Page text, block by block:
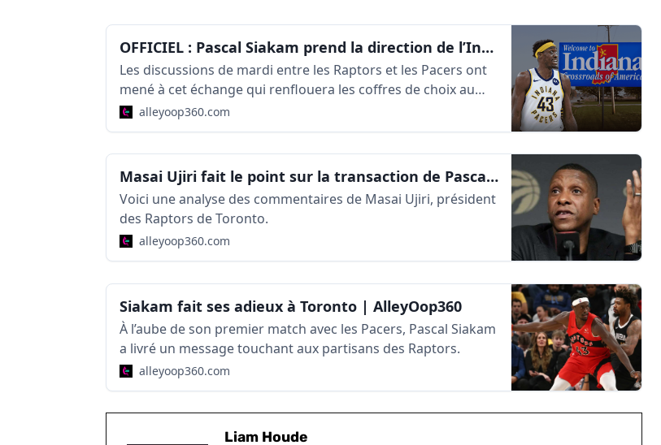
OFFICIEL : Pascal Siakam prend la direction de l’Indiana | AlleyOop360
Les discussions de mardi entre les Raptors et les Pacers ont
mené à cet échange qui renflouera les coffres de choix au
repêchage à Toronto.
alleyoop360.com
Masai Ujiri fait le point sur la transaction de Pascal Siakam | AlleyOop360
Voici une analyse des commentaires de Masai Ujiri, président
des Raptors de Toronto.
alleyoop360.com
Siakam fait ses adieux à Toronto | AlleyOop360
À l’aube de son premier match avec les Pacers, Pascal Siakam
a livré un message touchant aux partisans des Raptors.
alleyoop360.com
Liam Houde